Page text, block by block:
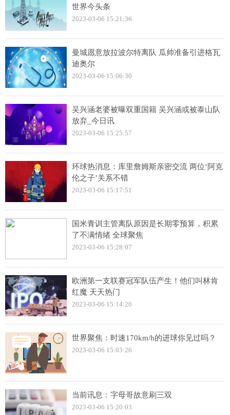
世界今头条
2023-03-06 15:21:36
曼城愿意放拉波尔特离队 瓜帅准备引进格瓦
迪奥尔
2023-03-06 15:06:30
吴兴涵老婆被曝双重国籍 吴兴涵或被泰山队
放弃_今日讯
2023-03-06 15:25:57
环球热消息：库里詹姆斯亲密交流 两位‘阿克
伦之子’关系不错
2023-03-06 15:17:51
国米青训主管离队原因是长期零预算，积累
了不满情绪 全球聚焦
2023-03-06 15:28:07
欧洲第一支联赛冠军队伍产生！他们叫林肯
红魔 天天热门
2023-03-06 15:14:20
世界聚焦：时速170km/h的进球你见过吗？
2023-03-06 15:03:26
当前讯息：字母哥故意刷三双
2023-03-06 15:20:03